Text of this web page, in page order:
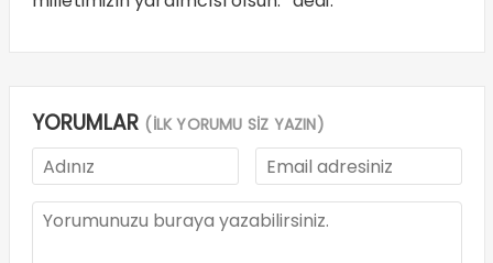
YORUMLAR (İLK YORUMU SİZ YAZIN)